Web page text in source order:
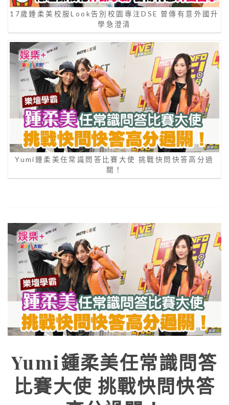
17歲鍾柔美校服Look告別校園專注DSE 曾傳有意外國升
學急澄清
Yumi鍾柔美任常識問答比賽大使 挑戰快問快答高分過
關！
Yumi鍾柔美任常識問答
比賽大使 挑戰快問快答